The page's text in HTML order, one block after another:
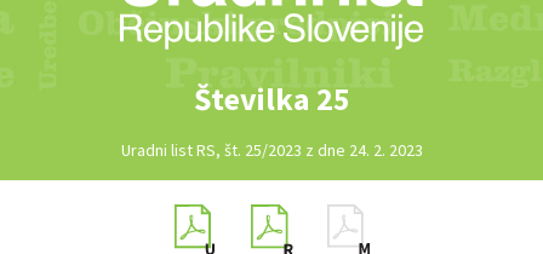
Številka 25
Uradni list RS, št. 25/2023 z dne 24. 2. 2023